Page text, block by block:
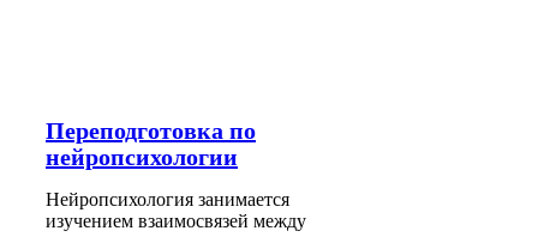
Переподготовка по
нейропсихологии
Нейропсихология занимается
изучением взаимосвязей между